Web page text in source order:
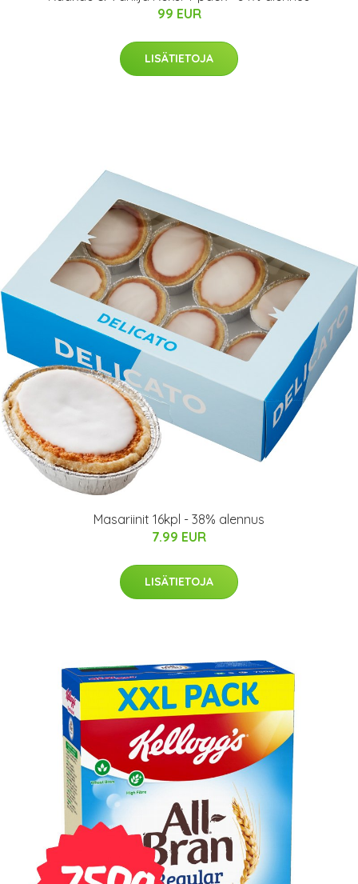
99 EUR
LISÄTIETOJA
Masariinit 16kpl - 38% alennus
7.99 EUR
LISÄTIETOJA